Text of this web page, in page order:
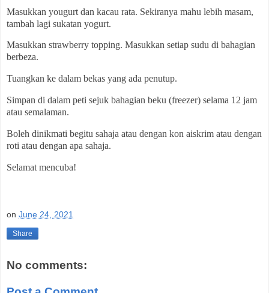
Masukkan yougurt dan kacau rata. Sekiranya mahu lebih masam,
tambah lagi sukatan yogurt.
Masukkan strawberry topping. Masukkan setiap sudu di bahagian
berbeza.
Tuangkan ke dalam bekas yang ada penutup.
Simpan di dalam peti sejuk bahagian beku (freezer) selama 12 jam
atau semalaman.
Boleh dinikmati begitu sahaja atau dengan kon aiskrim atau dengan
roti atau dengan apa sahaja.
Selamat mencuba!
on June 24, 2021
Share
No comments: